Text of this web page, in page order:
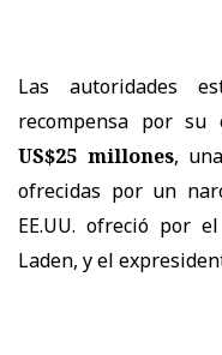
Las autoridades
recompensa por su
US$25 millones,
ofrecidas por un
EE.UU. ofreció por
Laden, y el